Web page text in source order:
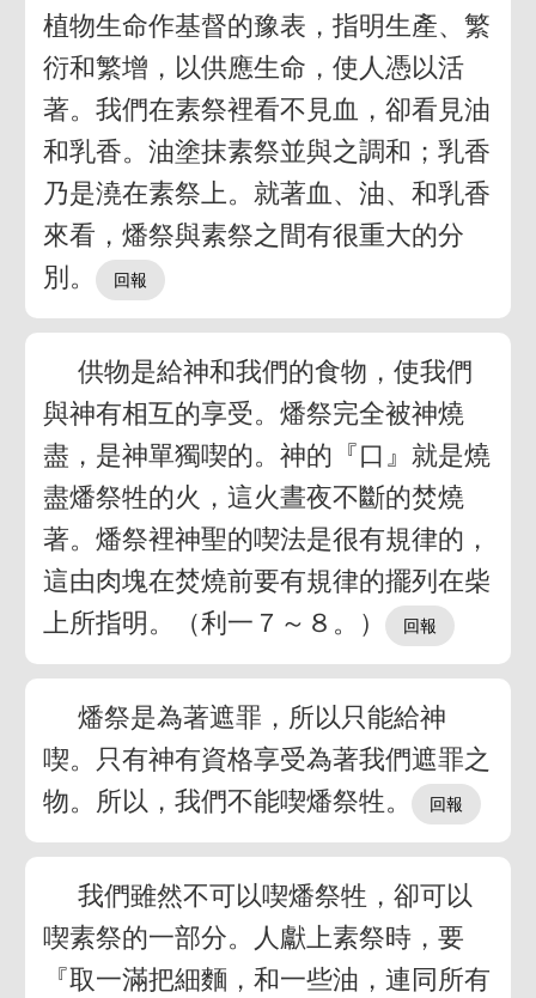
植物生命作基督的豫表，指明生產、繁
衍和繁增，以供應生命，使人憑以活
著。我們在素祭裡看不見血，卻看見油
和乳香。油塗抹素祭並與之調和；乳香
乃是澆在素祭上。就著血、油、和乳香
來看，燔祭與素祭之間有很重大的分
別。
供物是給神和我們的食物，使我們
與神有相互的享受。燔祭完全被神燒
盡，是神單獨喫的。神的『口』就是燒
盡燔祭牲的火，這火晝夜不斷的焚燒
著。燔祭裡神聖的喫法是很有規律的，
這由肉塊在焚燒前要有規律的擺列在柴
上所指明。（利一７～８。）
燔祭是為著遮罪，所以只能給神
喫。只有神有資格享受為著我們遮罪之
物。所以，我們不能喫燔祭牲。
我們雖然不可以喫燔祭牲，卻可以
喫素祭的一部分。人獻上素祭時，要
『取一滿把細麵，和一些油，連同所有